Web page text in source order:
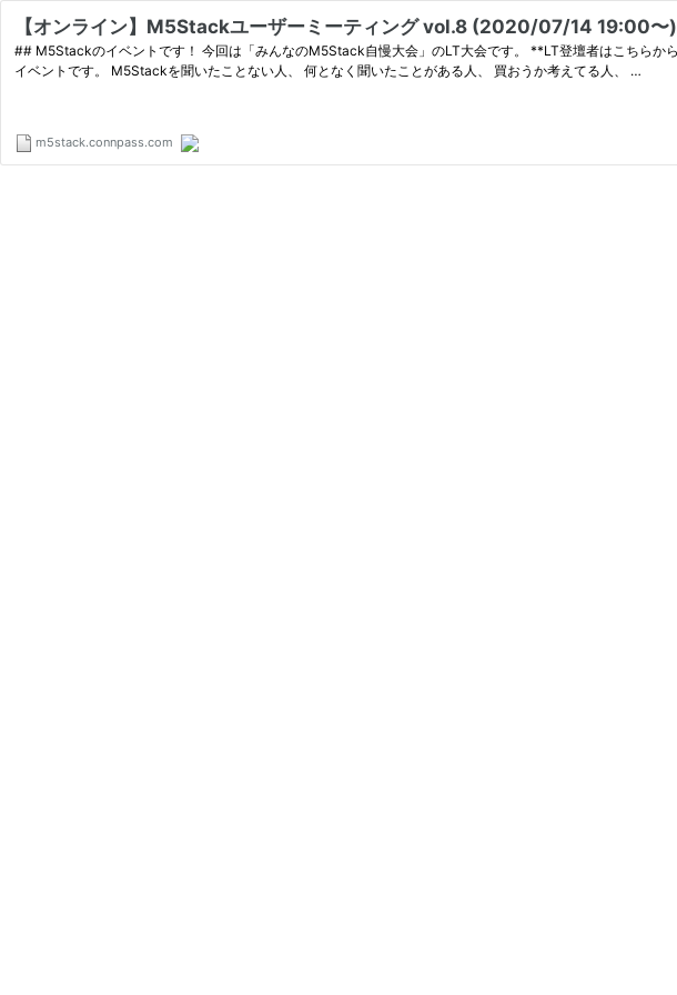
【オンライン】M5Stackユーザーミーティング vol.8 (2020/07/14 19:00〜)
## M5Stackのイベントです！ 今回は「みんなのM5Stack自慢大会」のLT大会です。 **LT登壇者はこちらからご連絡します。 最近話題のM5StackおよびM5Stackシリーズに興味がある人、集合！ M5Stackのユーザー会の
イベントです。 M5Stackを聞いたことない人、 何となく聞いたことがある人、 買おうか考えてる人、 …
m5stack.connpass.com